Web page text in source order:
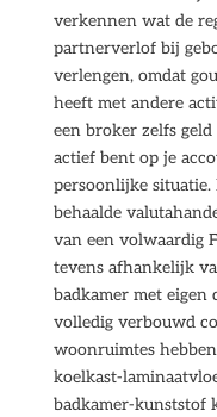
verkennen wat de
partnerverlof bij
verlengen, omdat
heeft met andere
een broker zelfs
actief bent op je
persoonlijke situatie.
behaalde
van een volwaardig
tevens afhankelijk
badkamer met eigen
volledig verbouwd
woonruimtes
koelkast-
badkamer-kunststof